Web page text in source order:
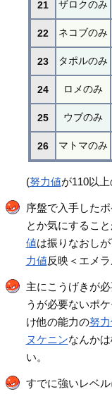
21 ザロクのみ
22 ネコブのみ
23 タポルのみ
24 ロメのみ
25 ウブのみ
26 マトマのみ
(努力値が110以
序盤で入手した
とか気にするこ
値は振りなおし
力値反映＜エメ
主にこうげきが
うが必要ないポ
け他の能力の努力
ヌケニンなんか
い。
すでに強いレベ